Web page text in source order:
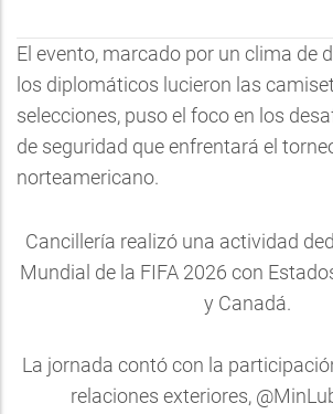
El evento, marcado por un clima de
los diplomáticos lucieron las
selecciones, puso el foco en los
de seguridad que enfrentará el
norteamericano.
Cancillería realizó una actividad
Mundial de la FIFA 2026 con
y Canadá.
La jornada contó con la
relaciones exteriores,